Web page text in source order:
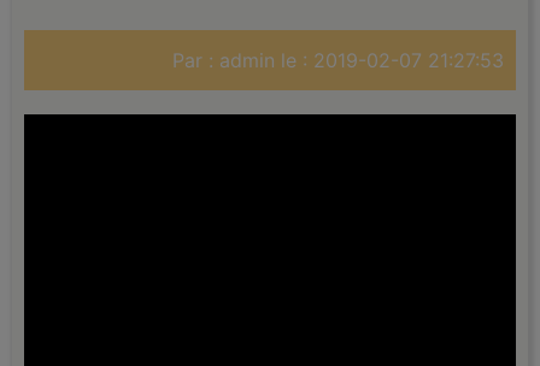
Par : admin le : 2019-02-07 21:27:53